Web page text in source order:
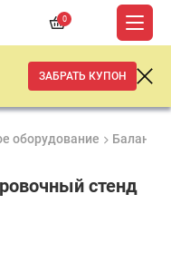
0
ЗАБРАТЬ КУПОН
оборудование
стенд